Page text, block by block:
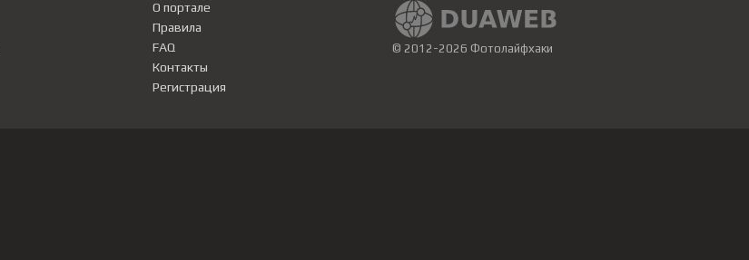
О портале
Правила
FAQ
Контакты
Регистрация
© 2012-2026 Фотолайфхаки